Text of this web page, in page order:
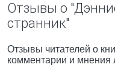
Отзывы о
странник"
Отзывы читателей о
комментарии и мнения